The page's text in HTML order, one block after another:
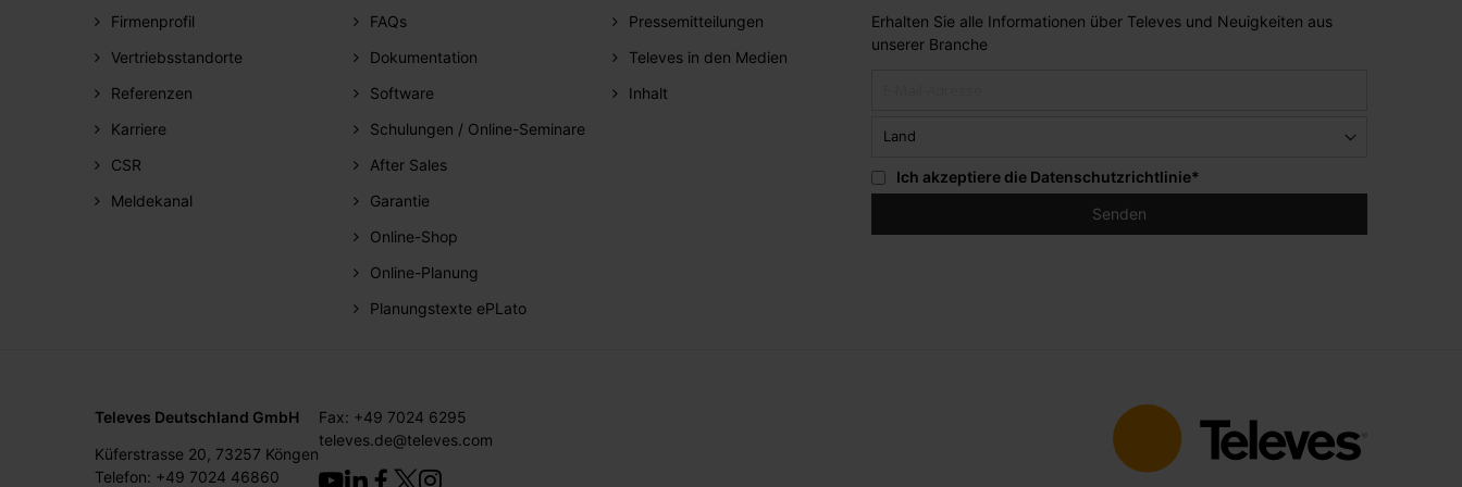
Firmenprofil
Vertriebsstandorte
Referenzen
Karriere
CSR
Meldekanal
FAQs
Dokumentation
Software
Schulungen / Online-Seminare
After Sales
Garantie
Online-Shop
Online-Planung
Planungstexte ePLato
Pressemitteilungen
Televes in den Medien
Inhalt
Erhalten Sie alle Informationen über Televes und Neuigkeiten aus
unserer Branche
Ich akzeptiere die Datenschutzrichtlinie*
Televes Deutschland GmbH
Küferstrasse 20, 73257 Köngen
Telefon: +49 7024 46860
Fax: +49 7024 6295
televes.de@televes.com